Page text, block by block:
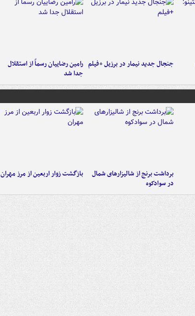
جنجال جدید نیمار در برزیل +فیلم رامین رضاییان رسماً از استقلال
جدا شد
برداشت برنج از شالیزارهای شمال
در سوادکوه
بازگشت زوار اربعین از مرز مهران